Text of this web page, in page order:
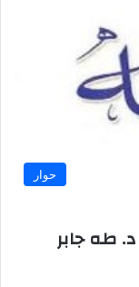
حوار
طه جابر